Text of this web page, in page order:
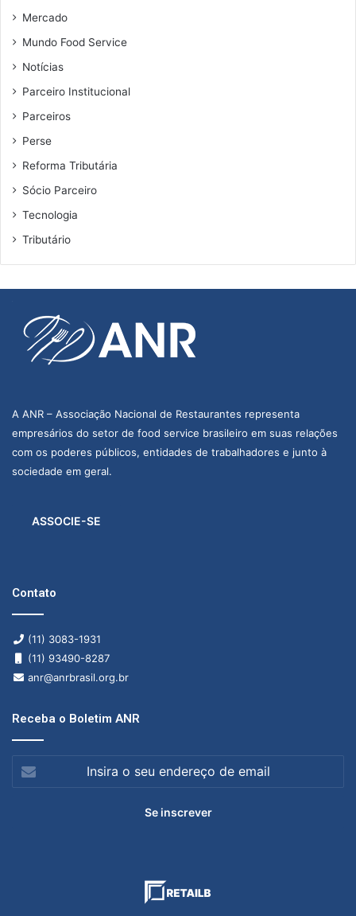
Mercado
Mundo Food Service
Notícias
Parceiro Institucional
Parceiros
Perse
Reforma Tributária
Sócio Parceiro
Tecnologia
Tributário
A ANR – Associação Nacional de Restaurantes representa
empresários do setor de food service brasileiro em suas relações
com os poderes públicos, entidades de trabalhadores e junto à
sociedade em geral.
ASSOCIE-SE
Contato
(11) 3083-1931
(11) 93490-8287
anr@anrbrasil.org.br
Receba o Boletim ANR